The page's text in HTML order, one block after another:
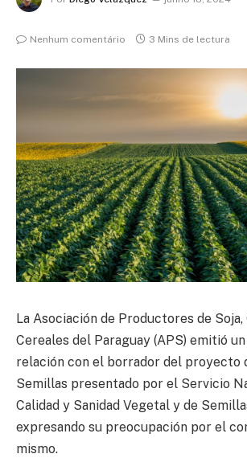
Nenhum comentário 3 Mins de lectura
La Asociación de Productores de Soja,
Cereales del Paraguay (APS) emitió
relación con el borrador del proyecto
Semillas presentado por el Servicio
Calidad y Sanidad Vegetal y de
expresando su preocupación por el
mismo.